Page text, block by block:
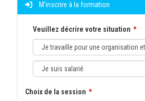
M'inscrire à la formation
Veuillez décrire votre situation
Choix de la session